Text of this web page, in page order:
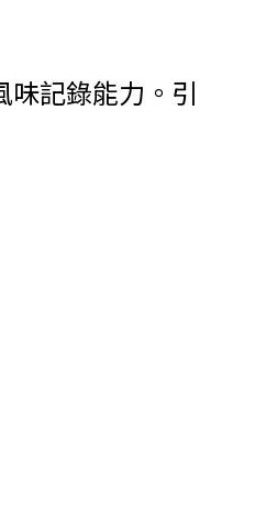
記錄能力。 引